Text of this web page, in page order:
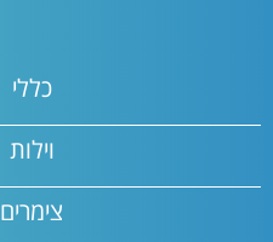
כללי
וילות
צימרים